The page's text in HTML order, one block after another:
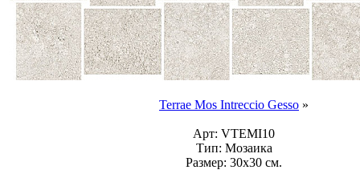
Terrae Mos Intreccio Gesso »
Арт: VTEMI10
Тип: Мозаика
Размер: 30x30 см.